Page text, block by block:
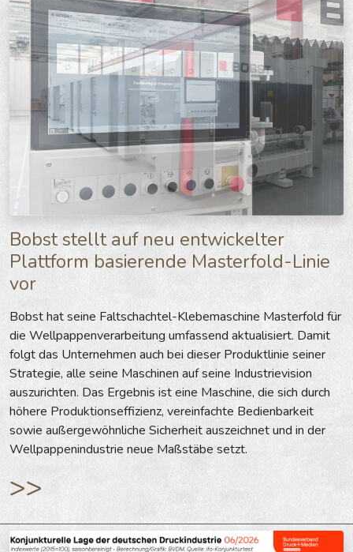
Bobst stellt auf neu entwickelter
Plattform basierende Masterfold-Linie
vor
Bobst hat seine Faltschachtel-Klebemaschine Masterfold für
die Wellpappenverarbeitung umfassend aktualisiert. Damit
folgt das Unternehmen auch bei dieser Produktlinie seiner
Strategie, alle seine Maschinen auf seine Industrievision
auszurichten. Das Ergebnis ist eine Maschine, die sich durch
höhere Produktionseffizienz, vereinfachte Bedienbarkeit
sowie außergewöhnliche Sicherheit auszeichnet und in der
Wellpappenindustrie neue Maßstäbe setzt.
>>